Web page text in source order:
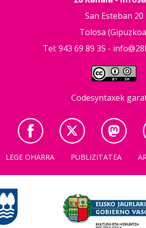
San Esteban 20
Tolosa
Tel: 943 69 89 35 -
Codesyntaxek
LEGE OHARRA PUBLIZITATEA